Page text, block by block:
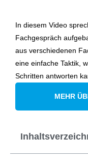
In diesem Video
Fachgespräch
aus verschiedenen
eine einfache Taktik,
Schritten antworten
MEHR